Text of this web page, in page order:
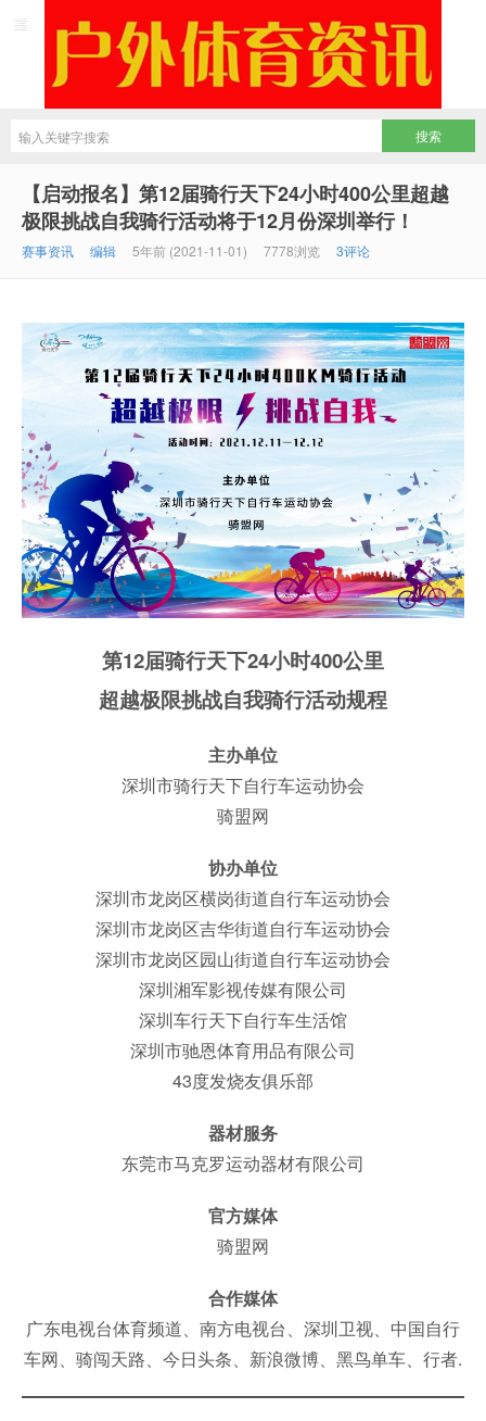
【启动报名】第12届骑行天下24小时400公里超越
极限挑战自我骑行活动将于12月份深圳举行！
赛事资讯 编辑 5年前 (2021-11-01) 7778浏览 3评论
第12届骑行天下24小时400公里
超越极限挑战自我骑行活动规程
主办单位
深圳市骑行天下自行车运动协会
骑盟网
协办单位
深圳市龙岗区横岗街道自行车运动协会
深圳市龙岗区吉华街道自行车运动协会
深圳市龙岗区园山街道自行车运动协会
深圳湘军影视传媒有限公司
深圳车行天下自行车生活馆
深圳市驰恩体育用品有限公司
43度发烧友俱乐部
器材服务
东莞市马克罗运动器材有限公司
官方媒体
骑盟网
合作媒体
广东电视台体育频道、南方电视台、深圳卫视、中国自行
车网、骑闯天路、今日头条、新浪微博、黑鸟单车、行者.